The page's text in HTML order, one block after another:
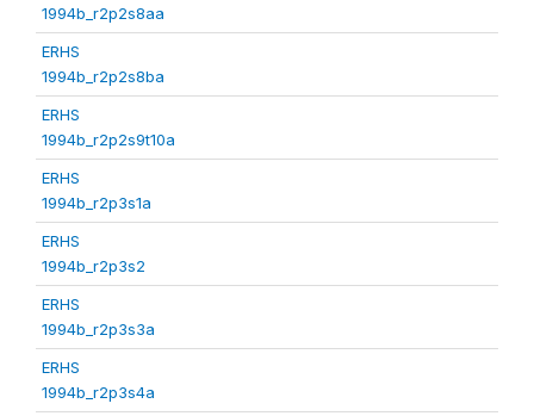
1994b_r2p2s8aa
ERHS
1994b_r2p2s8ba
ERHS
1994b_r2p2s9t10a
ERHS
1994b_r2p3s1a
ERHS
1994b_r2p3s2
ERHS
1994b_r2p3s3a
ERHS
1994b_r2p3s4a